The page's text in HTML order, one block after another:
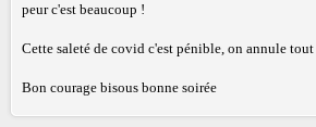
peur c'est beaucoup !
Cette saleté de covid c'est pénible, on annule
Bon courage bisous bonne soirée